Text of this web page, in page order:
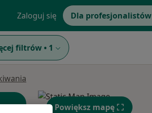
Zaloguj się Dla profesjonalistów
filtrów • 1
Powiększ mapę